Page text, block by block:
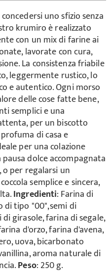
uno sfizio senza
krumiro è realizzato
con un mix di farine ai
lavorate con cura,
La consistenza friabile
leggermente rustico, lo
e autentico. Ogni morso
delle cose fatte bene,
semplici e una
per un biscotto
di casa e
per una colazione
dolce accompagnata
per regalarsi un
semplice e sincera,
Ingredienti: Farina di
di tipo "00",semi di
di girasole, farina di segale,
d'orzo, farina d'avena,
uova, bicarbonato
aroma naturale di
Peso: 250 g.